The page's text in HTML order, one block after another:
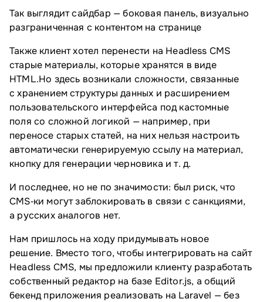
Так выглядит сайдбар — боковая панель, визуально
разграниченная с контентом на странице
Также клиент хотел перенести на Headless CMS
старые материалы, которые хранятся в виде
HTML.Но здесь возникали сложности, связанные
с хранением структуры данных и расширением
пользовательского интерфейса под кастомные
поля со сложной логикой — например, при
переносе старых статей, на них нельзя настроить
автоматически генерируемую ссылу на материал,
кнопку для генерации черновика и т. д.
И последнее, но не по значимости: был риск, что
CMS‑ки могут заблокировать в связи с санкциями,
а русских аналогов нет.
Нам пришлось на ходу придумывать новое
решение. Вместо того, чтобы интегрировать на сайт
Headless CMS, мы предложили клиенту разработать
собственный редактор на базе Editor.js, а общий
бекенд приложения реализовать на Laravel — без